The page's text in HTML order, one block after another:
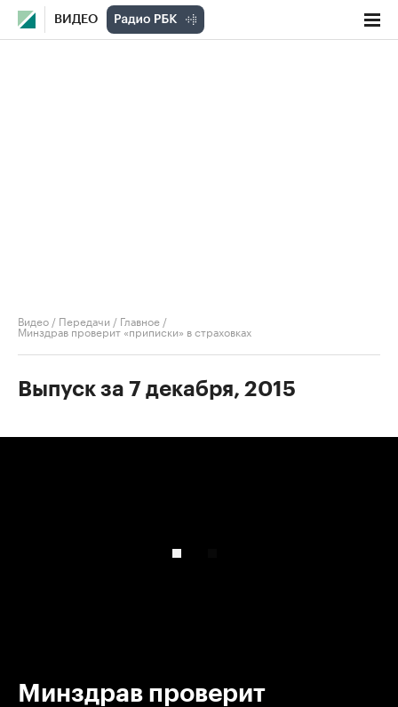
ВИДЕО
Видео / Передачи / Главное /
Минздрав проверит «приписки» в страховках
Выпуск за 7 декабря, 2015
Минздрав проверит